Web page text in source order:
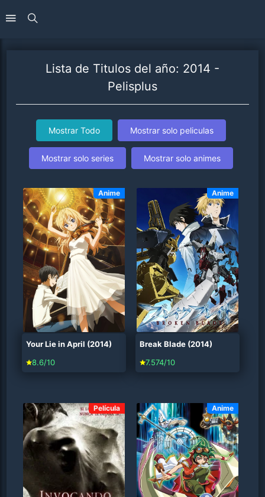
Lista de Titulos del año: 2014 -
Pelisplus
Mostrar Todo Mostrar solo peliculas
Mostrar solo series Mostrar solo animes
Anime
Your Lie in April (2014)
8.6/10
Anime
Break Blade (2014)
7.574/10
Película Anime